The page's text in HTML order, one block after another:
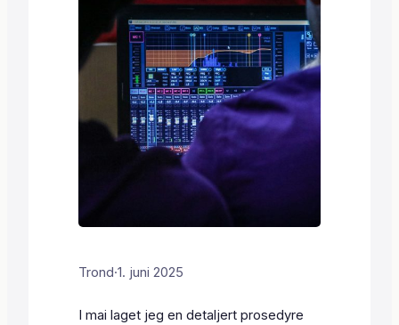
Trond·1. juni 2025
I mai laget jeg en detaljert prosedyre